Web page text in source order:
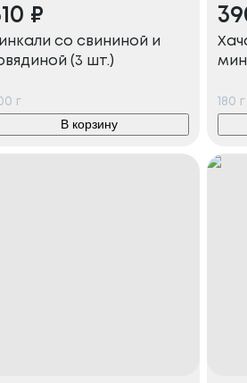
₽
со свининой и
(3 шт.)
г
В корзину
180 г